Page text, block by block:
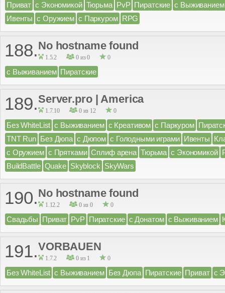
Приват с Экономикой Тюрьма PvP Пиратские с Выживанием
Ивенты с Оружием с Паркуром RPG
188.No hostname found
1.5.2 0 из 0 0
с Выживанием Пиратские
189.Server.pro | America
1.7.10 0 из 12 0
Без WhiteList с Выживанием с Креативом с Паркуром
TNT Run Без Дюпа с Дюпом с Голодными играми Ивенты
с Оружием с Прятками Сплиф арена Тюрьма с Экономикой
BuildBattle Quake Skyblock SkyWars
190.No hostname found
1.12.2 0 из 0 0
Свадьбы Приват PvP Пиратские с Донатом с Выживанием
191.VORBAUEN
1.7.2 0 из 1 0
Без WhiteList с Выживанием Без Дюпа Пиратские Приват с